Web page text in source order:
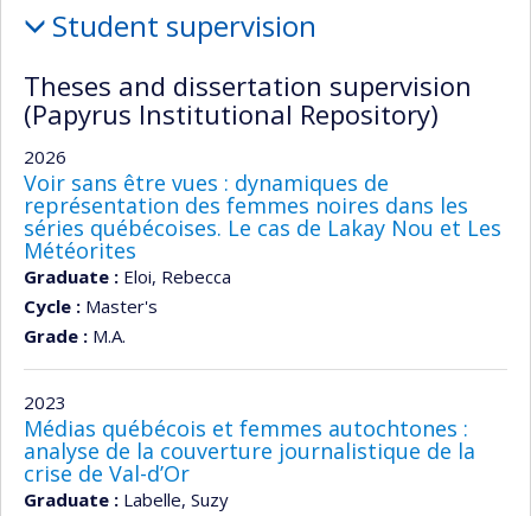
Student supervision
Theses and dissertation supervision
(Papyrus Institutional Repository)
2026
Voir sans être vues : dynamiques de
représentation des femmes noires dans les
séries québécoises. Le cas de Lakay Nou et Les
Météorites
Graduate : Eloi, Rebecca
Cycle : Master's
Grade : M.A.
2023
Médias québécois et femmes autochtones :
analyse de la couverture journalistique de la
crise de Val-d’Or
Graduate : Labelle, Suzy